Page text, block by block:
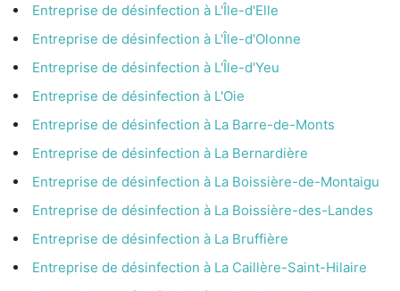
Entreprise de désinfection à L'Île-d'Elle
Entreprise de désinfection à L'Île-d'Olonne
Entreprise de désinfection à L'Île-d'Yeu
Entreprise de désinfection à L'Oie
Entreprise de désinfection à La Barre-de-Monts
Entreprise de désinfection à La Bernardière
Entreprise de désinfection à La Boissière-de-Montaigu
Entreprise de désinfection à La Boissière-des-Landes
Entreprise de désinfection à La Bruffière
Entreprise de désinfection à La Caillère-Saint-Hilaire